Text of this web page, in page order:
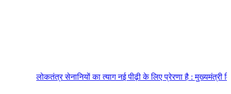
लोकतंत्र सेनानियों का त्याग नई पीढ़ी के लिए प्रेरणा है : मुख्यमंत्री विष्णुदेव साय